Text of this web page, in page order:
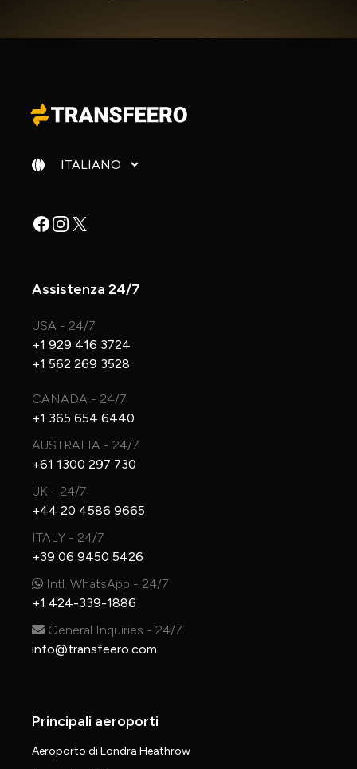
Cambia lingua
Facebook
Instagram
X
Assistenza 24/7
USA - 24/7
+1 929 416 3724
+1 562 269 3528
CANADA - 24/7
+1 365 654 6440
AUSTRALIA - 24/7
+61 1300 297 730
UK - 24/7
+44 20 4586 9665
ITALY - 24/7
+39 06 9450 5426
Intl. WhatsApp - 24/7
+1 424-339-1886
General Inquiries - 24/7
info@transfeero.com
Principali aeroporti
Aeroporto di Londra Heathrow